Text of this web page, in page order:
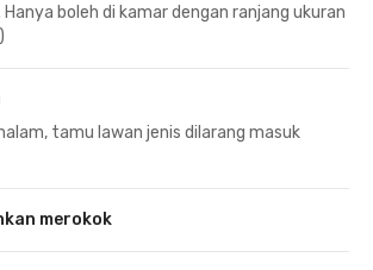
Hanya boleh di kamar dengan ranjang ukuran
tamu lawan jenis dilarang masuk
merokok